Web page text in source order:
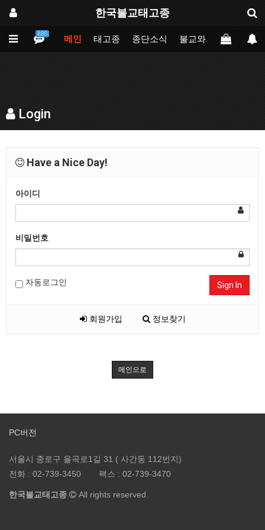
한국불교태고종
BBS
메인 태고종 종단소식 불교와의만남 업
Login
Have a Nice Day!
아이디
비밀번호
자동로그인 Sign In
회원가입 정보찾기
메인으로
PC버전
서울시 종로구 율곡로1길 31 ( 사간동 112번지)
전화 : 02-739-3450 팩스 : 02-739-3470
한국불교태고종 All rights reserved.